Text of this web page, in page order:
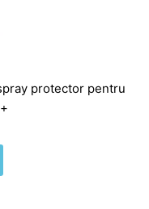
protector pentru